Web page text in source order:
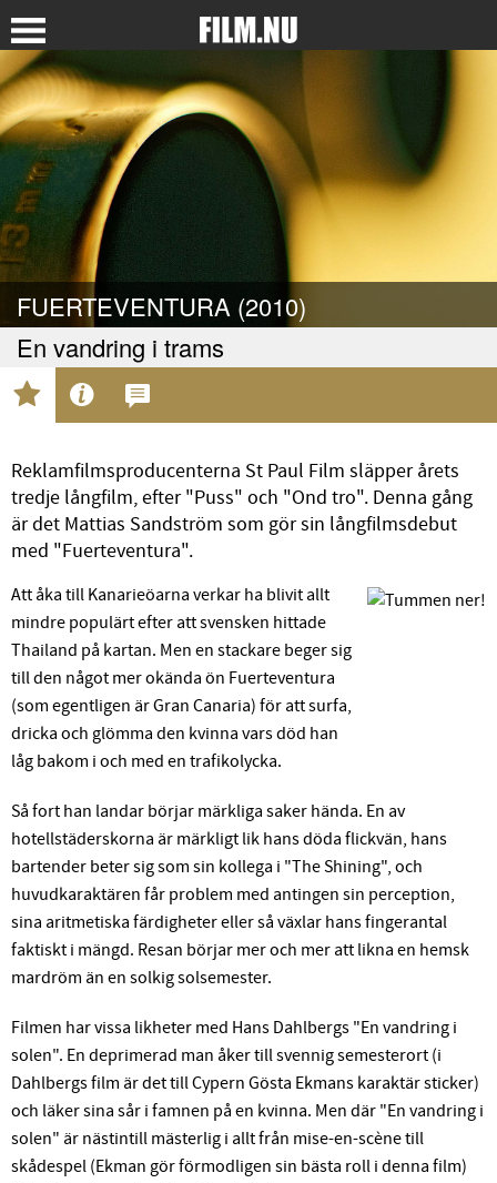
FUERTEVENTURA (2010)
En vandring i trams
Reklamfilmsproducenterna St Paul Film släpper årets
tredje långfilm, efter "Puss" och "Ond tro". Denna gång
är det Mattias Sandström som gör sin långfilmsdebut
med "Fuerteventura".
Att åka till Kanarieöarna verkar ha blivit allt
mindre populärt efter att svensken hittade
Thailand på kartan. Men en stackare beger sig
till den något mer okända ön Fuerteventura
(som egentligen är Gran Canaria) för att surfa,
dricka och glömma den kvinna vars död han
låg bakom i och med en trafikolycka.
Så fort han landar börjar märkliga saker hända. En av
hotellstäderskorna är märkligt lik hans döda flickvän, hans
bartender beter sig som sin kollega i "The Shining", och
huvudkaraktären får problem med antingen sin perception,
sina aritmetiska färdigheter eller så växlar hans fingerantal
faktiskt i mängd. Resan börjar mer och mer att likna en hemsk
mardröm än en solkig solsemester.
Filmen har vissa likheter med Hans Dahlbergs "En vandring i
solen". En deprimerad man åker till svennig semesterort (i
Dahlbergs film är det till Cypern Gösta Ekmans karaktär sticker)
och läker sina sår i famnen på en kvinna. Men där "En vandring i
solen" är nästintill mästerlig i allt från mise-en-scène till
skådespel (Ekman gör förmodligen sin bästa roll i denna film)